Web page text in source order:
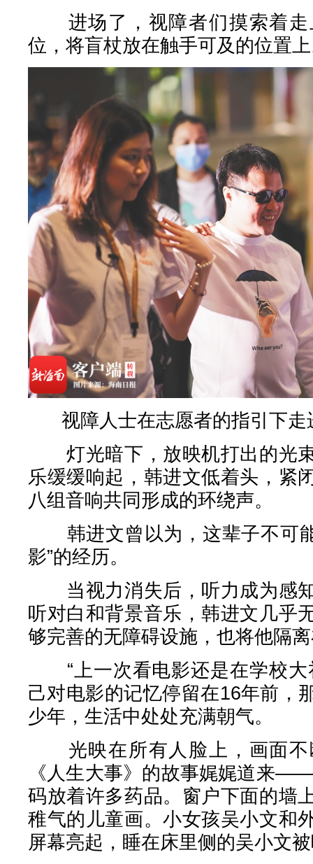
进场了，视障者们摸索着走
位，将盲杖放在触手可及的位置
视障人士在志愿者的指引下
灯光暗下，放映机打出的光
乐缓缓响起，韩进文低着头，紧
八组音响共同形成的环绕声。
韩进文曾以为，这辈子不可能
影”的经历。
当视力消失后，听力成为感
听对白和背景音乐，韩进文几乎
够完善的无障碍设施，也将他隔
“上一次看电影还是在学校大
己对电影的记忆停留在16年前，
少年，生活中处处充满朝气。
光映在所有人脸上，画面不
《人生大事》的故事娓娓道来
码放着许多药品。窗户下面的墙
稚气的儿童画。小女孩吴小文和
屏幕亮起，睡在床里侧的吴小文